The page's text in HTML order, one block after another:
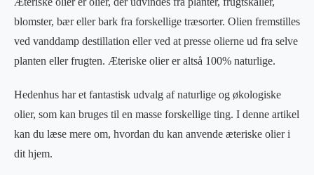
blomster, bær eller bark fra forskellige træsorter. Olien fremstilles
ved vanddamp destillation eller ved at presse olierne ud fra selve
planten eller frugten. Æteriske olier er altså 100% naturlige.
Hedenhus har et fantastisk udvalg af naturlige og økologiske
olier, som kan bruges til en masse forskellige ting. I denne artikel
kan du læse mere om, hvordan du kan anvende æteriske olier i
dit hjem.